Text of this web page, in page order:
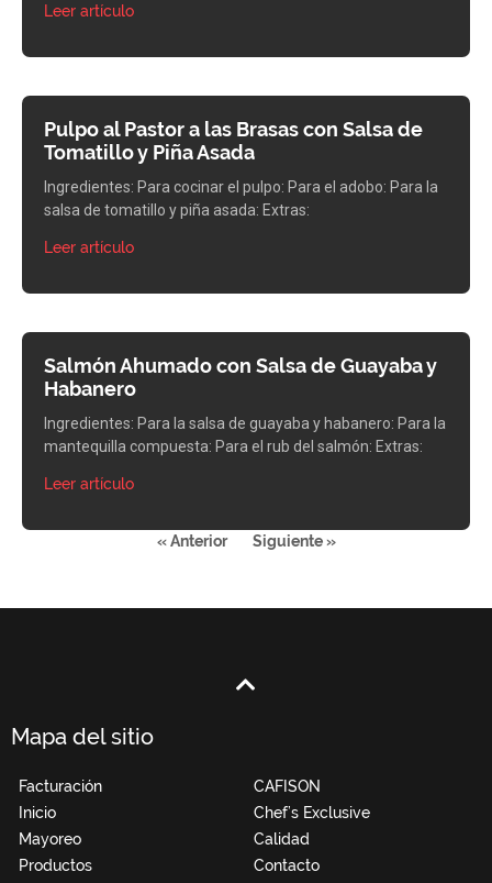
Leer artículo
Pulpo al Pastor a las Brasas con Salsa de
Tomatillo y Piña Asada
Ingredientes: Para cocinar el pulpo: Para el adobo: Para la
salsa de tomatillo y piña asada: Extras:
Leer artículo
Salmón Ahumado con Salsa de Guayaba y
Habanero
Ingredientes: Para la salsa de guayaba y habanero: Para la
mantequilla compuesta: Para el rub del salmón: Extras:
Leer artículo
« Anterior Siguiente »
Mapa del sitio
Facturación
Inicio
Mayoreo
Productos
CAFISON
Chef’s Exclusive
Calidad
Contacto